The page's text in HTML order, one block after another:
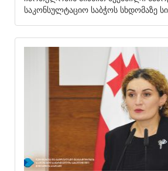
საკონსულტაციო საბჭოს სხდომაზე